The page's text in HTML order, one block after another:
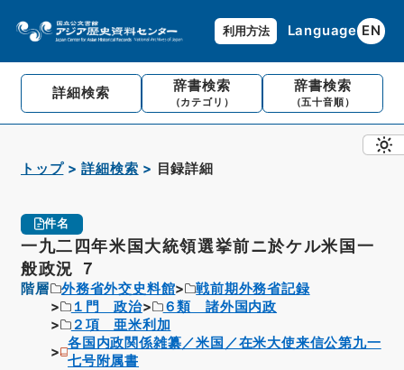
利用方法 Language EN
詳細検索 辞書検索
（カテゴリ）
辞書検索
（五十音順）
トップ 詳細検索 目録詳細
件名
一九二四年米国大統領選挙前ニ於ケル米国一
般政況 ７
階層 外務省外交史料館
戦前期外務省記録
１門 政治
６類 諸外国内政
２項 亜米利加
各国内政関係雑纂／米国／在米大使来信公第九一
七号附属書